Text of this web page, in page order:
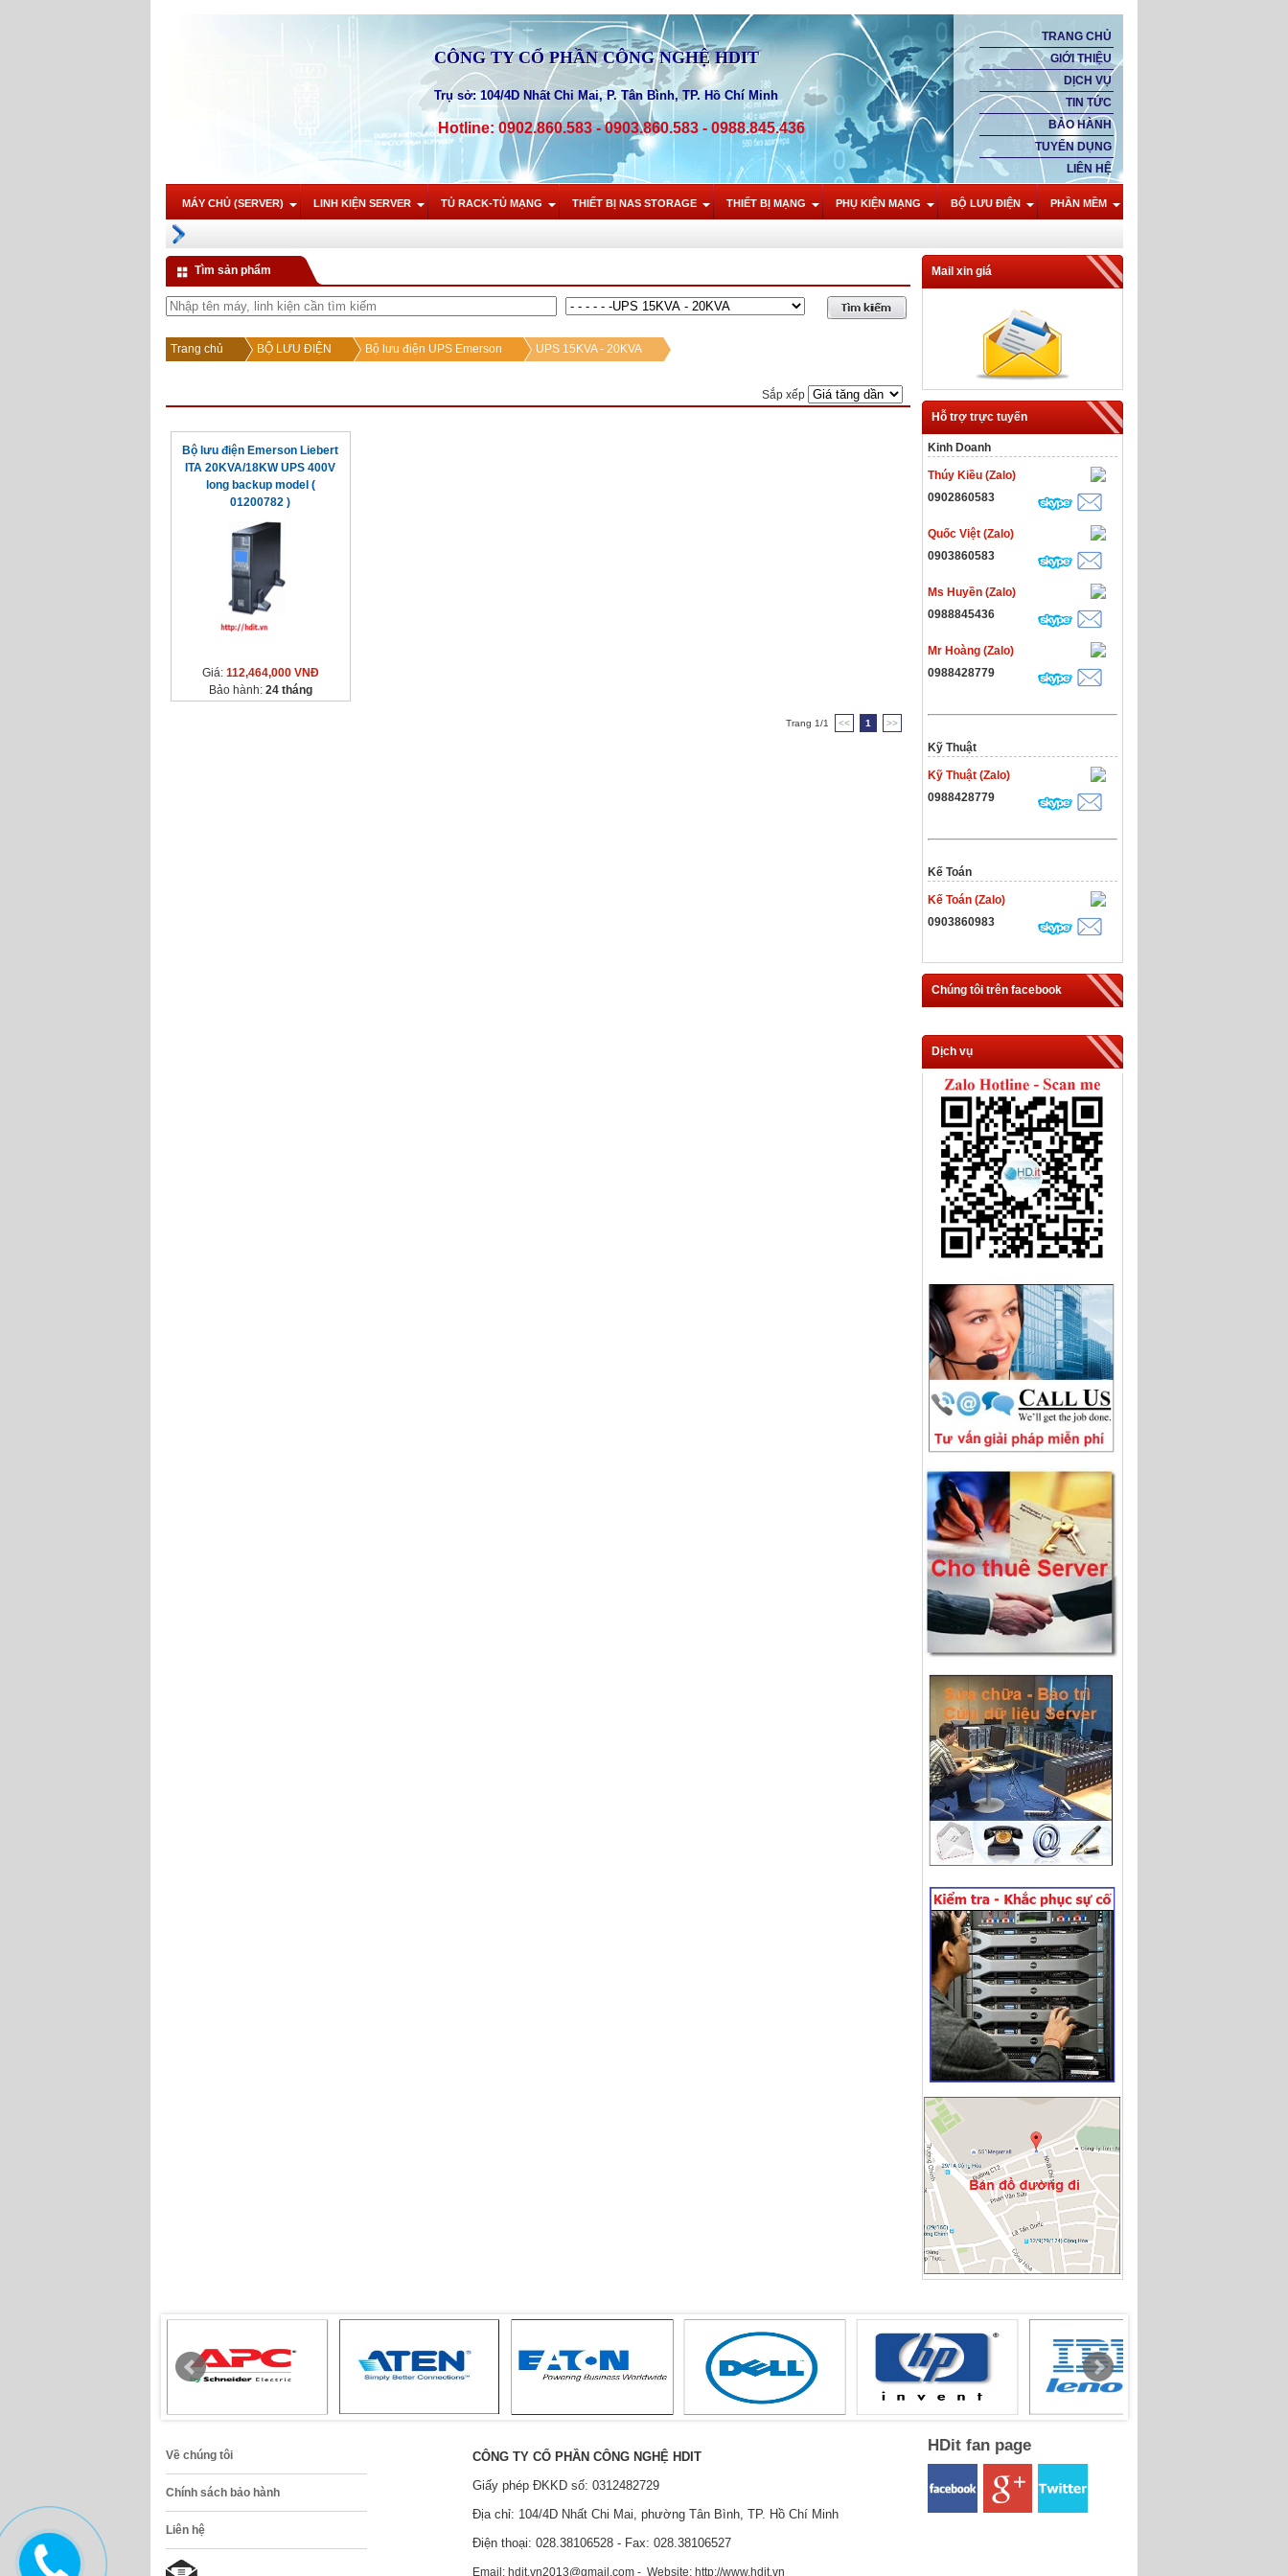
CÔNG TY CỔ PHẦN CÔNG NGHỆ HDIT
Trụ sở: 104/4D Nhất Chi Mai, P. Tân Bình, TP. Hồ Chí Minh
Hotline: 0902.860.583 - 0903.860.583 - 0988.845.436
TRANG CHỦ
GIỚI THIỆU
DỊCH VỤ
TIN TỨC
BẢO HÀNH
TUYỂN DỤNG
LIÊN HỆ
MÁY CHỦ (SERVER) LINH KIỆN SERVER TỦ RACK-TỦ MẠNG THIẾT BỊ NAS STORAGE THIẾT BỊ MẠNG PHỤ KIỆN MẠNG BỘ LƯU ĐIỆN PHẦN MỀM
Tìm sản phẩm
Trang chủ BỘ LƯU ĐIỆN Bộ lưu điện UPS Emerson UPS 15KVA - 20KVA
Sắp xếp
Bộ lưu điện Emerson Liebert
ITA 20KVA/18KW UPS 400V
long backup model (
01200782 )
Giá: 112,464,000 VNĐ
Bảo hành: 24 tháng
Trang 1/1 << 1 >>
Mail xin giá
Hỗ trợ trực tuyến
Kinh Doanh
Thúy Kiều (Zalo)
0902860583
Quốc Việt (Zalo)
0903860583
Ms Huyền (Zalo)
0988845436
Mr Hoàng (Zalo)
0988428779
Kỹ Thuật
Kỹ Thuật (Zalo)
0988428779
Kế Toán
Kế Toán (Zalo)
0903860983
Chúng tôi trên facebook
Dịch vụ
Về chúng tôi
Chính sách bảo hành
Liên hệ
CÔNG TY CỔ PHẦN CÔNG NGHỆ HDIT
Giấy phép ĐKKD số: 0312482729
Địa chỉ: 104/4D Nhất Chi Mai, phường Tân Bình, TP. Hồ Chí Minh
Điện thoại: 028.38106528 - Fax: 028.38106527
Email: hdit.vn2013@gmail.com - Website: http://www.hdit.vn
HDit fan page